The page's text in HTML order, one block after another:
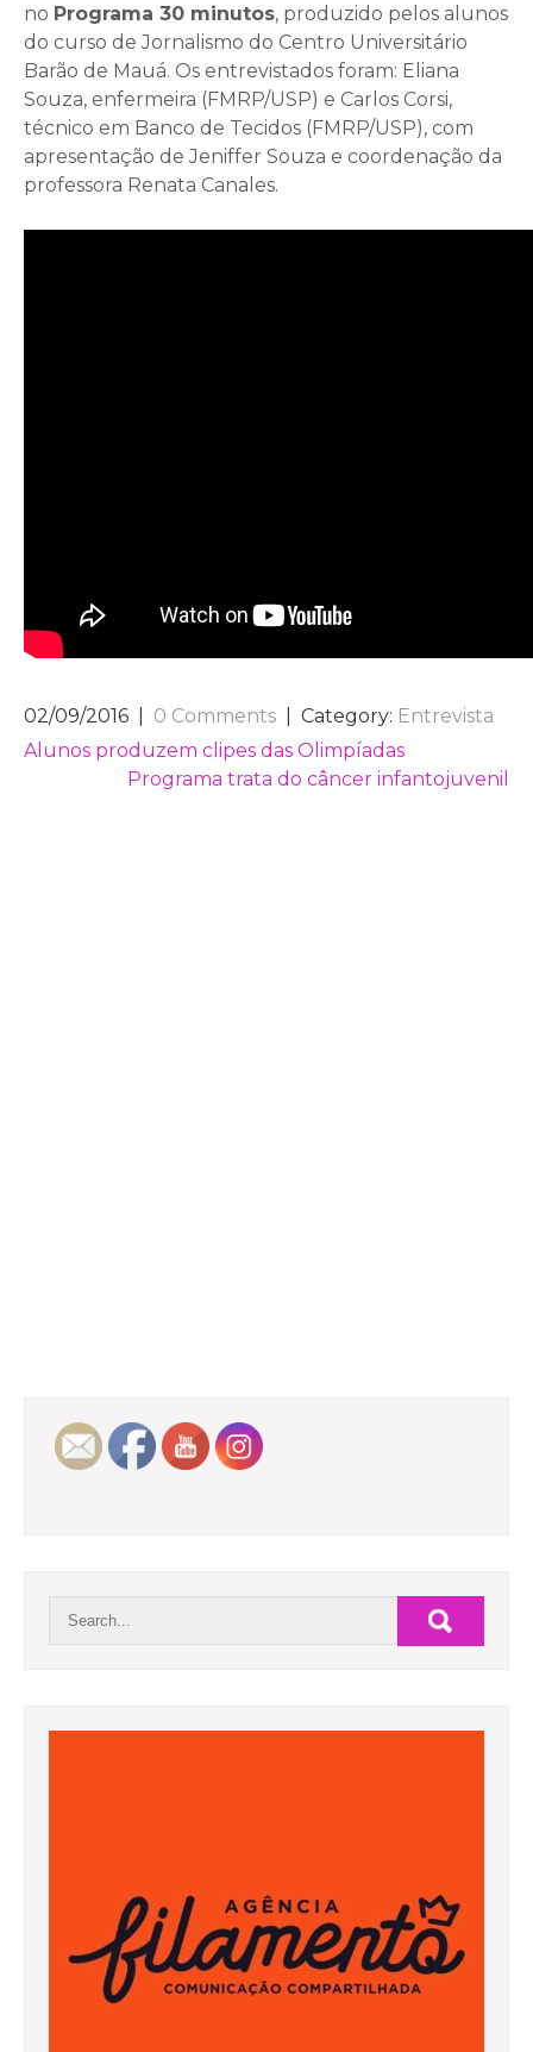
no Programa 30 minutos, produzido pelos alunos
do curso de Jornalismo do Centro Universitário
Barão de Mauá. Os entrevistados foram: Eliana
Souza, enfermeira (FMRP/USP) e Carlos Corsi,
técnico em Banco de Tecidos (FMRP/USP), com
apresentação de Jeniffer Souza e coordenação da
professora Renata Canales.
02/09/2016 0 Comments | Category: Entrevista
NAVEGAÇÃO
Alunos produzem clipes das Olimpíadas
Programa trata do câncer infantojuvenil